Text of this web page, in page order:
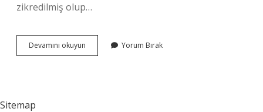
zikredilmiş olup…
Devamını okuyun
Ismi
Yorum Bırak
Sitemap